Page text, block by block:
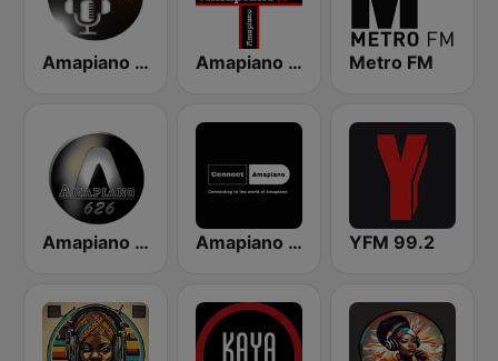
Amapiano FM Amapiano Plus Metro FM
Amapiano 626 Amapiano Connect YFM 99.2